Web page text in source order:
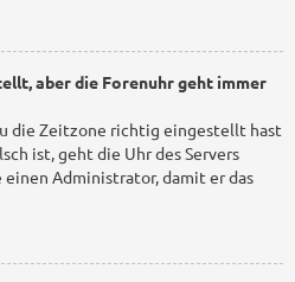
aber die Forenuhr geht immer
die Zeitzone richtig eingestellt hast
ist, geht die Uhr des Servers
Administrator, damit er das